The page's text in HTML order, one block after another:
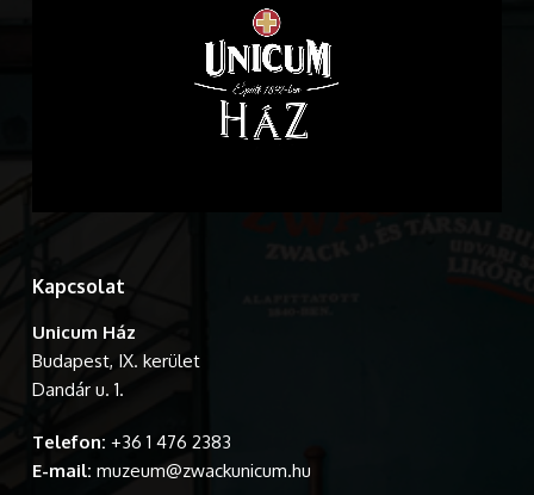
Kapcsolat
Unicum Ház
Budapest, IX. kerület
Dandár u. 1.
Telefon: +36 1 476 2383
E-mail: muzeum@zwackunicum.hu